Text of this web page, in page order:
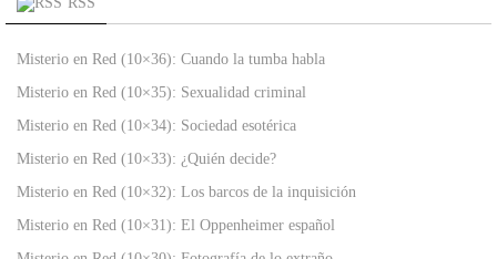
Misterio en Red (10×36): Cuando la tumba habla
Misterio en Red (10×35): Sexualidad criminal
Misterio en Red (10×34): Sociedad esotérica
Misterio en Red (10×33): ¿Quién decide?
Misterio en Red (10×32): Los barcos de la inquisición
Misterio en Red (10×31): El Oppenheimer español